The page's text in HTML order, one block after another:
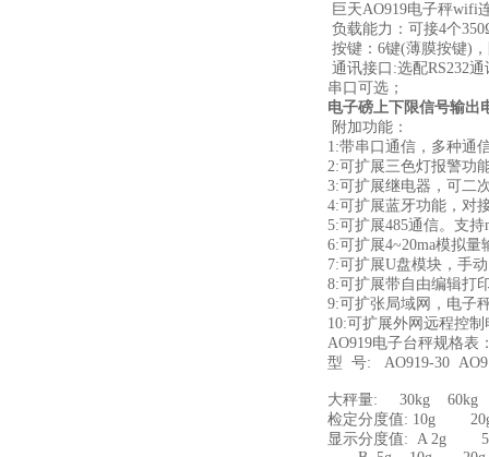
巨天AO919电子秤wifi
负载能力：可接4个
按键：6键(薄膜按键)
通讯接口:选配RS232
串口可选；
电子磅上下限信号输出
附加功能：
1:带串口通信，多种通
2:可扩展三色灯报警功
3:可扩展继电器，可二
4:可扩展蓝牙功能，对
5:可扩展485通信。支持
6:可扩展4~20ma模拟量
7:可扩展U盘模块，手
8:可扩展带自由编辑打
9:可扩张局域网，电子
10:可扩展外网远程控
AO919电子台秤规格表
型 号: AO919-30
大秤量: 30kg
检定分度值: 10g
显示分度值: A